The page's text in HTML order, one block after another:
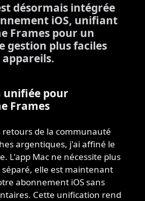
désormais intégrée
iOS, unifiant
Frames pour un
gestion plus faciles
pour
Frames
retours de la communauté
argentiques, j'ai affiné le
L'app Mac ne nécessite plus
elle est maintenant
abonnement iOS sans
Cette unification rend